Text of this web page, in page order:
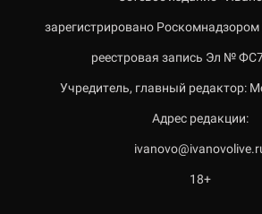
зарегистрировано Роскомнадзором
реестровая запись Эл №
Учредитель, главный редактор:
Адрес редакции:
18+